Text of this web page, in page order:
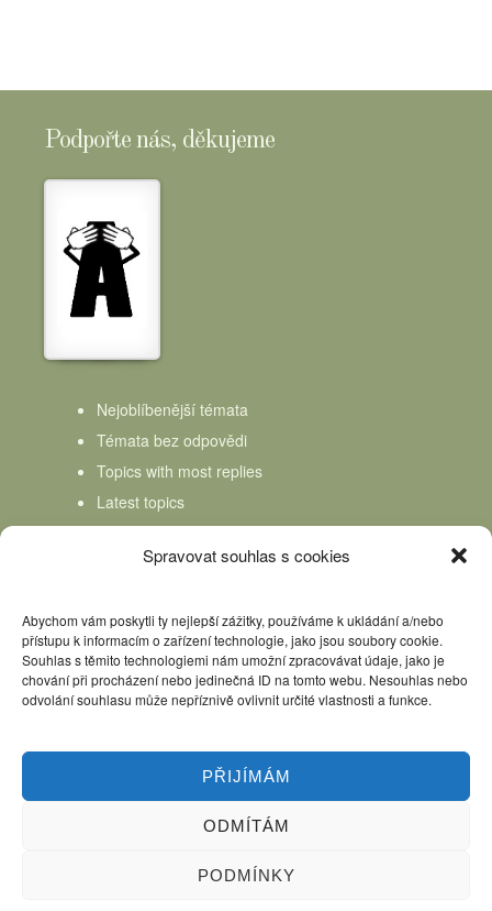
Spravovat souhlas s cookies
Abychom vám poskytli ty nejlepší zážitky, používáme k ukládání a/nebo
přístupu k informacím o zařízení technologie, jako jsou soubory cookie.
Souhlas s těmito technologiemi nám umožní zpracovávat údaje, jako je
chování při procházení nebo jedinečná ID na tomto webu. Nesouhlas nebo
odvolání souhlasu může nepříznivě ovlivnit určité vlastnosti a funkce.
PŘIJÍMÁM
ODMÍTÁM
PODMÍNKY
Podpořte nás, děkujeme
Nejoblíbenější témata
Témata bez odpovědi
Topics with most replies
Latest topics
Topics Freshness
Kniha Domácí mlékař Nápověda